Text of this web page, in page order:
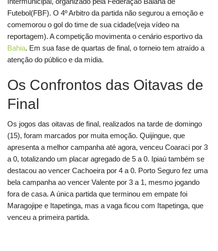
Futebol(FBF). O 4º Arbitro da partida não segurou a emoção e
comemorou o gol do time de sua cidade(veja vídeo na
reportagem). A competição movimenta o cenário esportivo da
Bahia. Em sua fase de quartas de final, o torneio tem atraído a
atenção do público e da mídia.
Os Confrontos das Oitavas de
Final
Os jogos das oitavas de final, realizados na tarde de domingo
(15), foram marcados por muita emoção. Quijingue, que
apresenta a melhor campanha até agora, venceu Coaraci por 3
a 0, totalizando um placar agregado de 5 a 0. Ipiaú também se
destacou ao vencer Cachoeira por 4 a 0. Porto Seguro fez uma
bela campanha ao vencer Valente por 3 a 1, mesmo jogando
fora de casa. A única partida que terminou em empate foi
Maragojipe e Itapetinga, mas a vaga ficou com Itapetinga, que
venceu a primeira partida.